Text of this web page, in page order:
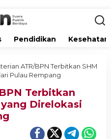
Pendidikan Kesehatan
ATR/BPN Terbitkan SHM
Pulau Rempang
Terbitkan
Direlokasi